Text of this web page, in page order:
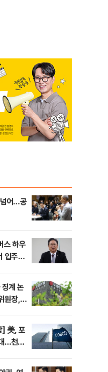
어…공
스 하우
입주해
계 논
원장,
] 美, 포
…천하